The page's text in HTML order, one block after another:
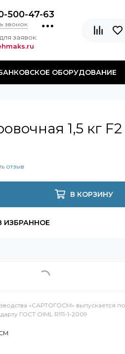
500-47-63
звонок
заявок:
ОБОРУДОВАНИЕ
1,5 кг F2
отзыв
В КОРЗИНУ
«САРТОГОСМ» выпускается по
ГОСТ OIML R111-1-2009